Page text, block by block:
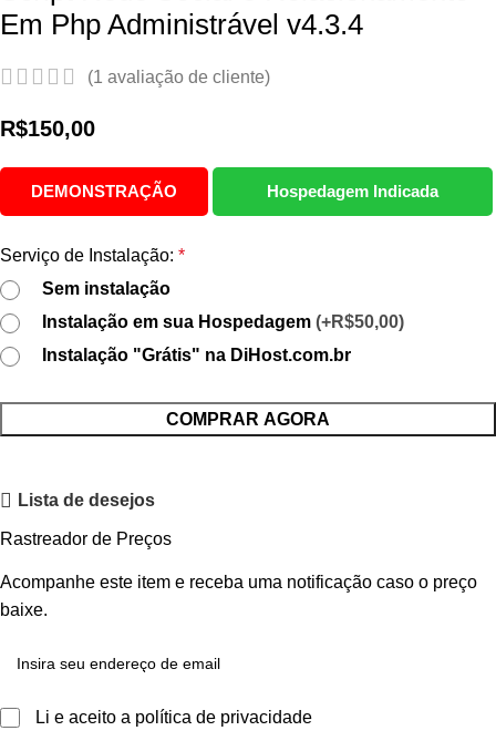
Em Php Administrável v4.3.4
(1 avaliação de cliente)
R$150,00
DEMONSTRAÇÃO Hospedagem Indicada
Serviço de Instalação: *
Sem instalação
Instalação em sua Hospedagem (+R$50,00)
Instalação "Grátis" na DiHost.com.br
COMPRAR AGORA
Lista de desejos
Rastreador de Preços
Acompanhe este item e receba uma notificação caso o preço
baixe.
Li e aceito a política de privacidade